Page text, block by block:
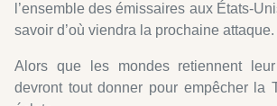
l’ensemble des émissaires aux États-
savoir d’où viendra la prochaine attaque.
Alors que les mondes retiennent
devront tout donner pour empêcher la